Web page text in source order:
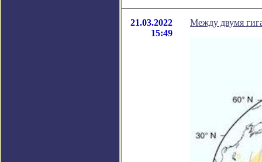
21.03.2022
15:49
Между двумя